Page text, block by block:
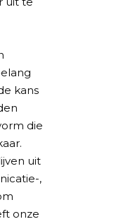
kans
die
uit
,
onze